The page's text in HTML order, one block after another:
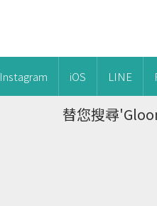
Instagram iOS LINE
替您搜尋